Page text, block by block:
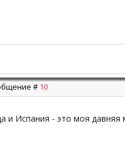
# 10
и Испания - это моя давняя